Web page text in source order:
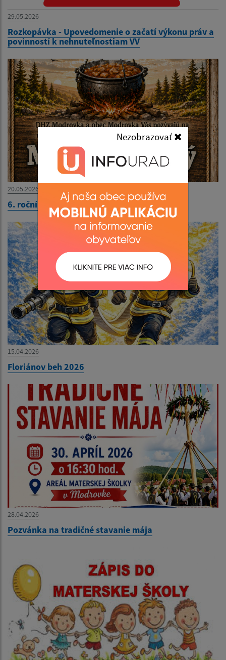
29.05.2026
Rozkopávka - Upovedomenie o začatí výkonu práv a
povinností k nehnuteľnostiam VV
20.05.2026
6. ročník MODROVČANSKÝ KOTLÍK
15.04.2026
Floriánov beh 2026
28.04.2026
Pozvánka na tradičné stavanie mája
Nezobrazovať